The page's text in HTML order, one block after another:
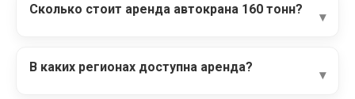
Сколько стоит аренда автокрана 160 тонн?
В каких регионах доступна аренда?